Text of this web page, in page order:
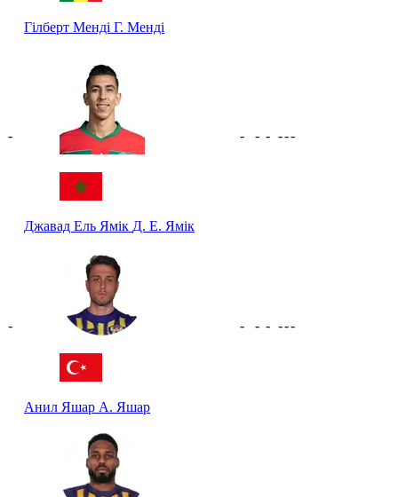
Гілберт Менді Г. Менді
-
Джавад Ель Ямік Д. Е. Ямік
- - - ---
-
Анил Яшар А. Яшар
- - - ---